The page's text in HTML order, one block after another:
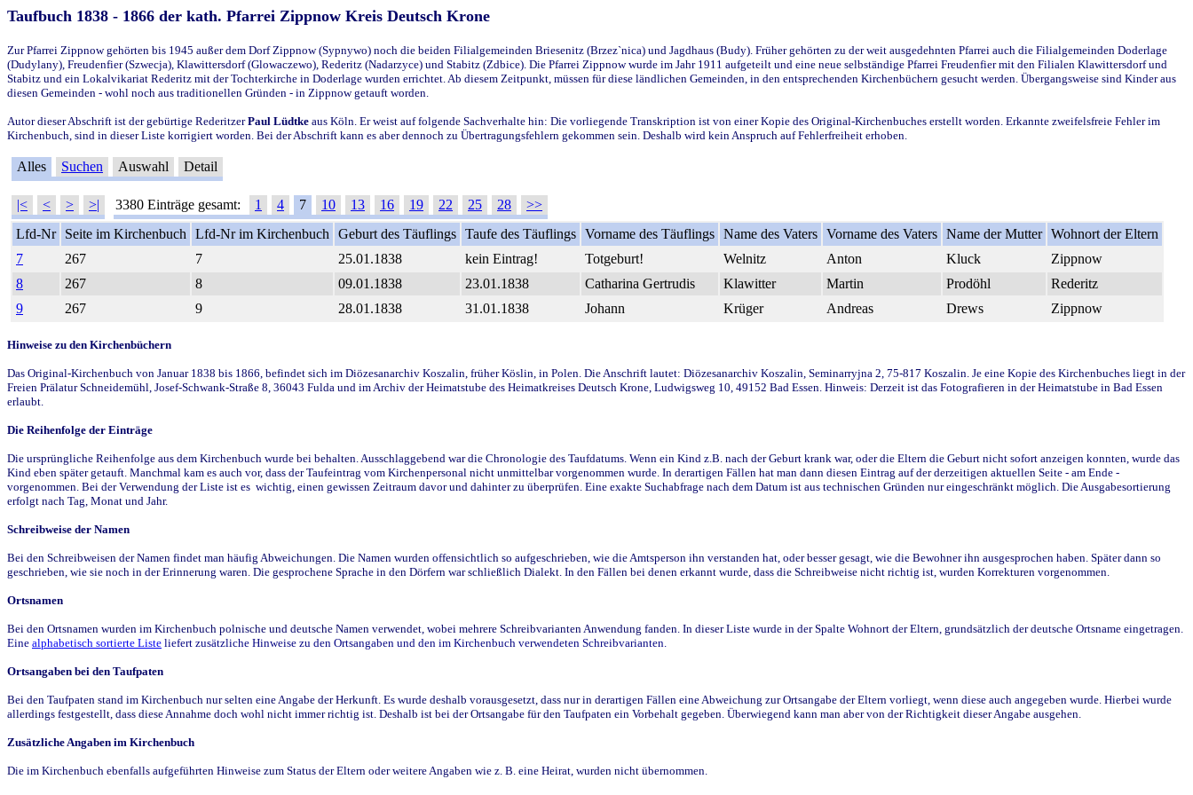
Taufbuch 1838 - 1866 der kath. Pfarrei Zippnow Kreis Deutsch Krone
Zur Pfarrei Zippnow gehörten bis 1945 außer dem Dorf Zippnow (Sypnywo) noch die beiden Filialgemeinden Briesenitz (Brzez`nica) und Jagdhaus (Budy). Früher gehörten zu der weit ausgedehnten Pfarrei auch die Filialgemeinden Doderlage
(Dudylany), Freudenfier (Szwecja), Klawittersdorf (Glowaczewo), Rederitz (Nadarzyce) und Stabitz (Zdbice). Die Pfarrei Zippnow wurde im Jahr 1911 aufgeteilt und eine neue selbständige Pfarrei Freudenfier mit den Filialen Klawittersdorf und
Stabitz und ein Lokalvikariat Rederitz mit der Tochterkirche in Doderlage wurden errichtet. Ab diesem Zeitpunkt, müssen für diese ländlichen Gemeinden, in den entsprechenden Kirchenbüchern gesucht werden. Übergangsweise sind Kinder aus
diesen Gemeinden - wohl noch aus traditionellen Gründen - in Zippnow getauft worden.
Autor dieser Abschrift ist der gebürtige RederitzerPaul Lüdtke aus Köln. Er weist auf folgende Sachverhalte hin: Die vorliegende Transkription ist von einer Kopie des Original-Kirchenbuches erstellt worden. Erkannte zweifelsfreie Fehler im
Kirchenbuch, sind in dieser Liste korrigiert worden. Bei der Abschrift kann es aber dennoch zu Übertragungsfehlern gekommen sein. Deshalb wird kein Anspruch auf Fehlerfreiheit erhoben.
Alles Suchen Auswahl Detail
|< < > >| 3380 Einträge gesamt: 1 4 7 10 13 16 19 22 25 28
>>
Lfd-Nr
Seite im Kirchenbuch Lfd-Nr im Kirchenbuch Geburt des Täuflings Taufe des Täuflings Vorname des Täuflings Name des Vaters Vorname des Vaters Name der Mutter Wohnort der Eltern
7
267 7 25.01.1838 kein Eintrag! Totgeburt! Welnitz Anton Kluck
Zippnow
8
267 8 09.01.1838 23.01.1838 Catharina Gertrudis Klawitter Martin Prodöhl
Rederitz
9
267 9 28.01.1838 31.01.1838 Johann Krüger Andreas Drews Zippnow
Hinweise zu den Kirchenbüchern
Das Original-Kirchenbuch von Januar 1838 bis 1866, befindet sich im Diözesanarchiv Koszalin, früher Köslin, in Polen. Die Anschrift lautet: Diözesanarchiv Koszalin, Seminarryjna 2, 75-817 Koszalin. Je eine Kopie des Kirchenbuches liegt in der
Freien Prälatur Schneidemühl, Josef-Schwank-Straße 8, 36043 Fulda und im Archiv der Heimatstube des Heimatkreises Deutsch Krone, Ludwigsweg 10, 49152 Bad Essen. Hinweis: Derzeit ist das Fotografieren in der Heimatstube in Bad Essen
erlaubt.
Die Reihenfolge der Einträge
Die ursprüngliche Reihenfolge aus dem Kirchenbuch wurde bei behalten. Ausschlaggebend war die Chronologie des Taufdatums. Wenn ein Kind z.B. nach der Geburt krank war, oder die Eltern die Geburt nicht sofort anzeigen konnten, wurde das
Kind eben später getauft. Manchmal kam es auch vor, dass der Taufeintrag vom Kirchenpersonal nicht unmittelbar vorgenommen wurde. In derartigen Fällen hat man dann diesen Eintrag auf der derzeitigen aktuellen Seite - am Ende -
vorgenommen. Bei der Verwendung der Liste ist es wichtig, einen gewissen Zeitraum davor und dahinter zu überprüfen. Eine exakte Suchabfrage nach dem Datum ist aus technischen Gründen nur eingeschränkt möglich. Die Ausgabesortierung
erfolgt nach Tag, Monat und Jahr.
Schreibweise der Namen
Bei den Schreibweisen der Namen findet man häufig Abweichungen. Die Namen wurden offensichtlich so aufgeschrieben, wie die Amtsperson ihn verstanden hat, oder besser gesagt, wie die Bewohner ihn ausgesprochen haben. Später dann so
geschrieben, wie sie noch in der Erinnerung waren. Die gesprochene Sprache in den Dörfern war schließlich Dialekt. In den Fällen bei denen erkannt wurde, dass die Schreibweise nicht richtig ist, wurden Korrekturen vorgenommen.
Ortsnamen
Bei den Ortsnamen wurden im Kirchenbuch polnische und deutsche Namen verwendet, wobei mehrere Schreibvarianten Anwendung fanden. In dieser Liste wurde in der Spalte Wohnort der Eltern, grundsätzlich der deutsche Ortsname eingetragen.
Eine alphabetisch sortierte Liste liefert zusätzliche Hinweise zu den Ortsangaben und den im Kirchenbuch verwendeten Schreibvarianten.
Ortsangaben bei den Taufpaten
Bei den Taufpaten stand im Kirchenbuch nur selten eine Angabe der Herkunft. Es wurde deshalb vorausgesetzt, dass nur in derartigen Fällen eine Abweichung zur Ortsangabe der Eltern vorliegt, wenn diese auch angegeben wurde. Hierbei wurde
allerdings festgestellt, dass diese Annahme doch wohl nicht immer richtig ist. Deshalb ist bei der Ortsangabe für den Taufpaten ein Vorbehalt gegeben. Überwiegend kann man aber von der Richtigkeit dieser Angabe ausgehen.
Zusätzliche Angaben im Kirchenbuch
Die im Kirchenbuch ebenfalls aufgeführten Hinweise zum Status der Eltern oder weitere Angaben wie z. B. eine Heirat, wurden nicht übernommen.